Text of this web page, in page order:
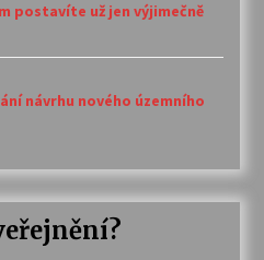
postavíte už jen výjimečně
návrhu nového územního